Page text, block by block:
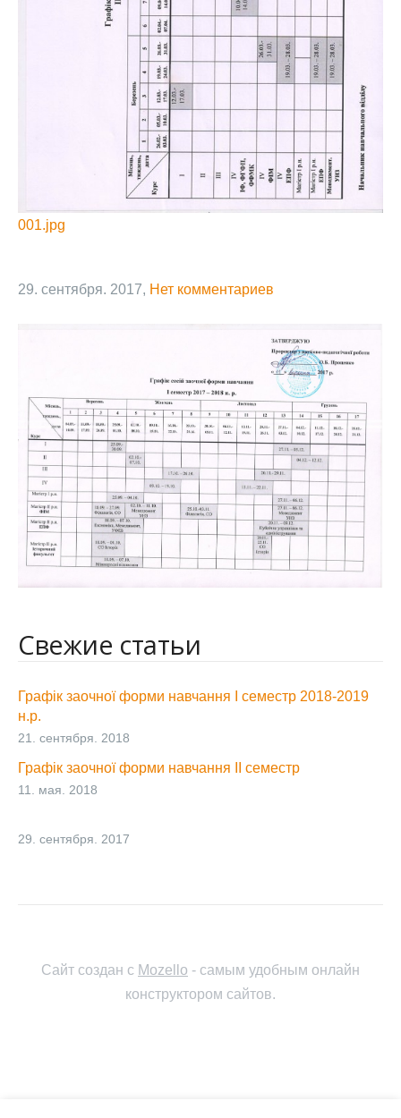
Свежие статьи
Графік заочної форми навчання І семестр 2018-2019
н.р.
21. сентября. 2018
Графік заочної форми навчання ІІ семестр
11. мая. 2018
29. сентября. 2017
001.jpg
29. сентября. 2017, Нет комментариев
Сайт создан с Mozello - самым удобным онлайн
конструктором сайтов.